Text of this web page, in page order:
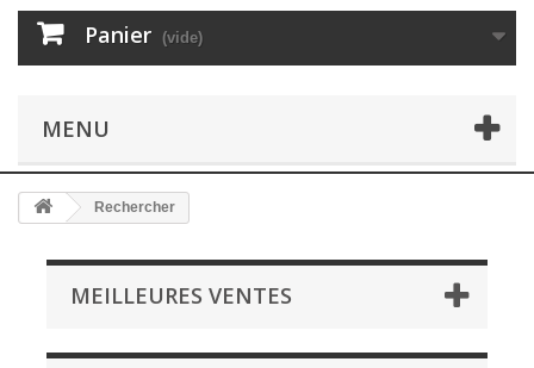
Panier (vide)
MENU
Rechercher
MEILLEURES VENTES